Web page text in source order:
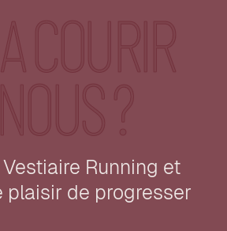
COURIR
?
Running et
plaisir de progresser